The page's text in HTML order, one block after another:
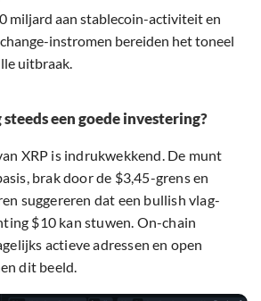
miljard aan stablecoin-activiteit en
instromen bereiden het toneel
uitbraak.
steeds een goede investering?
XRP is indrukwekkend. De munt
brak door de $3,45-grens en
suggereren dat een bullish vlag-
$10 kan stuwen. On-chain
actieve adressen en open
dit beeld.